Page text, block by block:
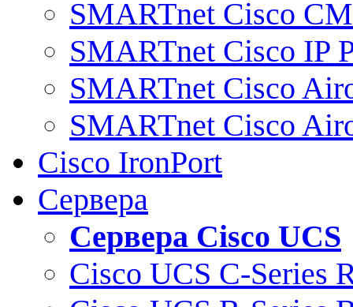
SMARTnet Cisco
SMARTnet Cisco IP
SMARTnet Cisco
SMARTnet Cisco
Cisco IronPort
Сервера
Сервера Cisco UCS
Cisco UCS C-Series